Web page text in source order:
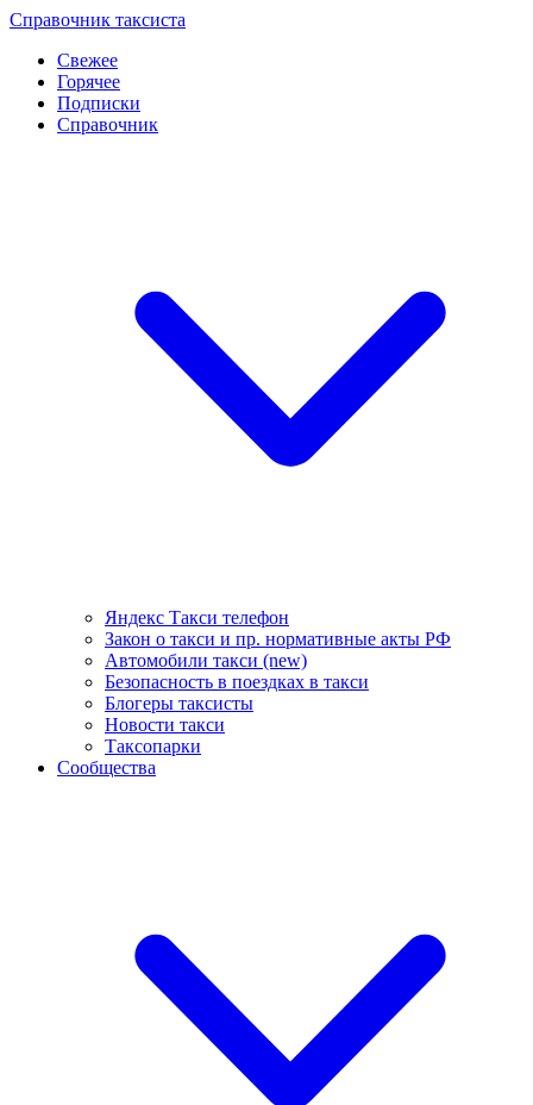
Перейти
контенту
Справочник таксиста
Свежее
Горячее
Подписки
Справочник
Яндекс Такси телефон
Закон о такси и пр. нормативные акты РФ
Автомобили такси (new)
Безопасность в поездках в такси
Блогеры таксисты
Новости такси
Таксопарки
Сообщества